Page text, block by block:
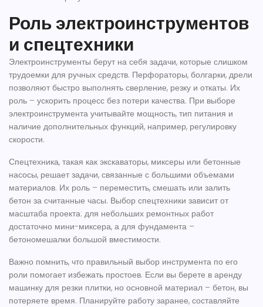
Роль электроинструментов
и спецтехники
Электроинструменты берут на себя задачи, которые слишком
трудоемки для ручных средств. Перфораторы, болгарки, дрели
позволяют быстро выполнять сверление, резку и откаты. Их
роль – ускорить процесс без потери качества. При выборе
электроинструмента учитывайте мощность, тип питания и
наличие дополнительных функций, например, регулировку
скорости.
Спецтехника, такая как экскаваторы, миксеры или бетонные
насосы, решает задачи, связанные с большими объемами
материалов. Их роль – переместить, смешать или залить
бетон за считанные часы. Выбор спецтехники зависит от
масштаба проекта: для небольших ремонтных работ
достаточно мини-миксера, а для фундамента –
бетономешалки большой вместимости.
Важно помнить, что правильный выбор инструмента по его
роли помогает избежать простоев. Если вы берете в аренду
машинку для резки плитки, но основной материал – бетон, вы
потеряете время. Планируйте работу заранее, составляйте